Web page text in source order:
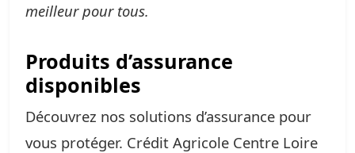
meilleur pour tous.
Produits d’assurance
disponibles
Découvrez nos solutions d’assurance pour
vous protéger. Crédit Agricole Centre Loire